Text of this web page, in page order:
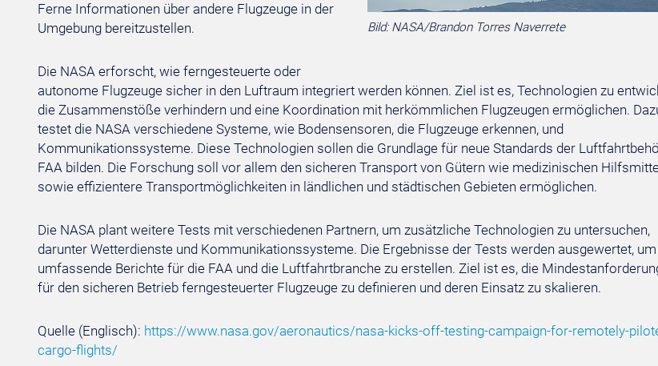
Bild: NASA/Brandon Torres Naverrete
Ferne Informationen über andere Flugzeuge in der
Umgebung bereitzustellen.
Die NASA erforscht, wie ferngesteuerte oder
autonome Flugzeuge sicher in den Luftraum integriert werden können. Ziel ist es, Technologien zu
die Zusammenstöße verhindern und eine Koordination mit herkömmlichen Flugzeugen ermöglichen.
testet die NASA verschiedene Systeme, wie Bodensensoren, die Flugzeuge erkennen, und
Kommunikationssysteme. Diese Technologien sollen die Grundlage für neue Standards der
FAA bilden. Die Forschung soll vor allem den sicheren Transport von Gütern wie medizinischen
sowie effizientere Transportmöglichkeiten in ländlichen und städtischen Gebieten ermöglichen.
Die NASA plant weitere Tests mit verschiedenen Partnern, um zusätzliche Technologien zu untersuchen,
darunter Wetterdienste und Kommunikationssysteme. Die Ergebnisse der Tests werden ausgewertet, um
umfassende Berichte für die FAA und die Luftfahrtbranche zu erstellen. Ziel ist es, die
für den sicheren Betrieb ferngesteuerter Flugzeuge zu definieren und deren Einsatz zu skalieren.
Quelle (Englisch): https://www.nasa.gov/aeronautics/nasa-kicks-off-testing-campaign-for-remotely-
cargo-flights/